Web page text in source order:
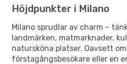
Höjdpunkter i Milano
Milano sprudlar av charm –
landmärken, matmarknader,
natursköna platser. Oavsett
förstagångsbesökare eller en